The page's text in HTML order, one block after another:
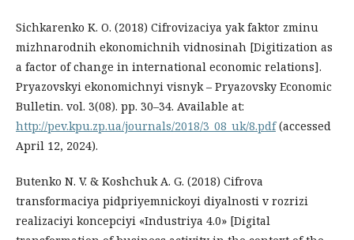
Sichkarenko K. O. (2018) Cifrovizaciya yak faktor zminu
mizhnarodnih ekonomichnih vidnosinah [Digitization as
a factor of change in international economic relations].
Pryazovskyi ekonomichnyi visnyk – Pryazovsky Economic
Bulletin. vol. 3(08). рр. 30–34. Available at:
http://pev.kpu.zp.ua/journals/2018/3_08_uk/8.pdf(accessed
April 12, 2024).
Butenko N. V. & Koshchuk A. G. (2018) Cifrova
transformaciya pidpriyemnickoyi diyalnosti v rozrizi
realizaciyi koncepciyi «Industriya 4.0» [Digital